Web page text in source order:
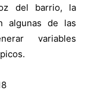
del barrio, la
algunas de las
variables